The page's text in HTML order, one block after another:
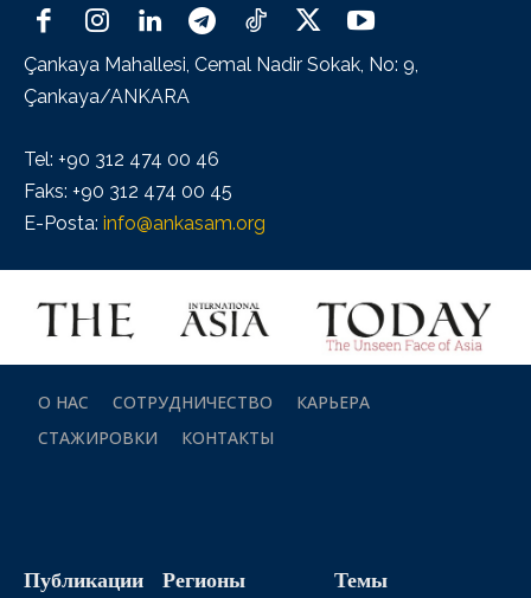
Çankaya Mahallesi, Cemal Nadir Sokak, No: 9,
Çankaya/ANKARA
Tel: +90 312 474 00 46
Faks: +90 312 474 00 45
E-Posta: info@ankasam.org
О НАС СОТРУДНИЧЕСТВО
КАРЬЕРА
СТАЖИРОВКИ
КОНТАКТЫ
Публикации Регионы Темы